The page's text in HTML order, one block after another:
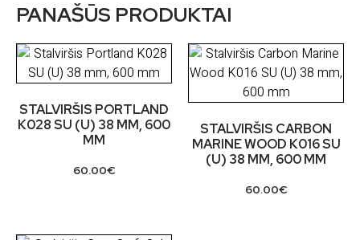
PANAŠŪS PRODUKTAI
STALVIRŠIS PORTLAND
K028 SU (U) 38 MM, 600
MM
60.00€
STALVIRŠIS CARBON
MARINE WOOD K016 SU
(U) 38 MM, 600 MM
60.00€